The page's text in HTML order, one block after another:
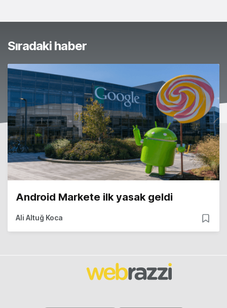
Sıradaki haber
Android Markete ilk yasak geldi
Ali Altuğ Koca